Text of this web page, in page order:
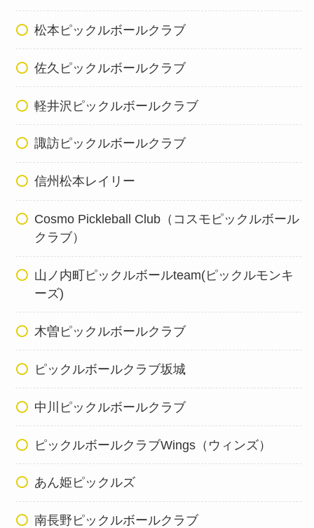
松本ピックルボールクラブ
佐久ピックルボールクラブ
軽井沢ピックルボールクラブ
諏訪ピックルボールクラブ
信州松本レイリー
Cosmo Pickleball Club（コスモピックルボール
クラブ）
山ノ内町ピックルボールteam(ピックルモンキ
ーズ)
木曽ピックルボールクラブ
ピックルボールクラブ坂城
中川ピックルボールクラブ
ピックルボールクラブWings（ウィンズ）
あん姫ピックルズ
南長野ピックルボールクラブ